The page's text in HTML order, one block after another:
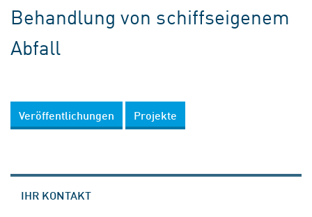
Behandlung von schiffseigenem
Abfall
Veröffentlichungen Projekte
IHR KONTAKT